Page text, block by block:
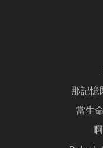
那記憶
當生